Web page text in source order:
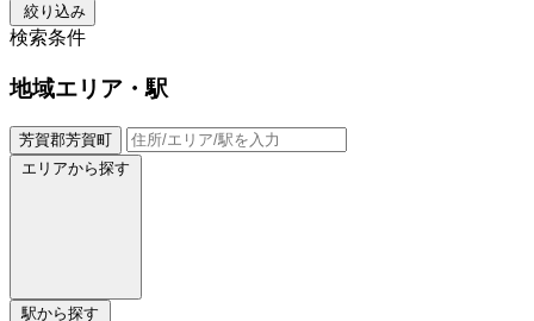
絞り込み
検索条件
地域エリア・駅
芳賀郡芳賀町
エリアから探す
駅から探す